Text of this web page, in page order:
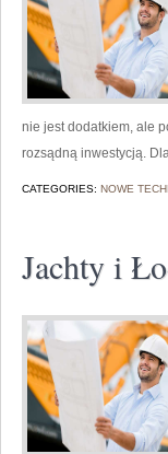
nie jest dodatkiem, ale
rozsądną inwestycją.
CATEGORIES: NOWE
Jachty i